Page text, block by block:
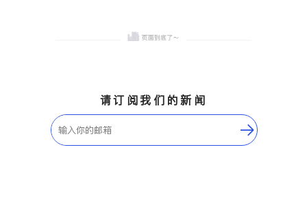
请订阅我们的新闻